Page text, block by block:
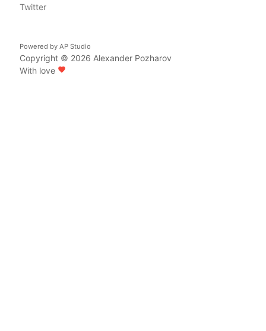
Twitter
Powered by AP Studio
Copyright © 2026 Alexander Pozharov
With love favorite